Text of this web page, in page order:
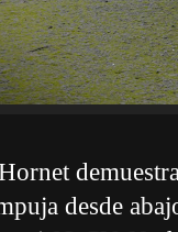
desde